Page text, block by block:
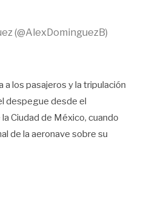
(@AlexDominguezB)
los pasajeros y la tripulación
despegue desde el
Ciudad de México, cuando
de la aeronave sobre su